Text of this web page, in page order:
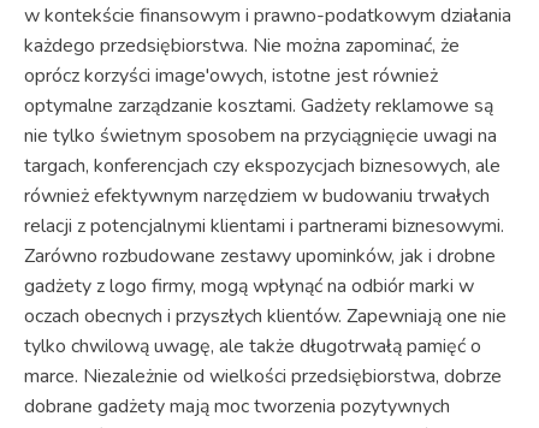
w kontekście finansowym i prawno-podatkowym działania
każdego przedsiębiorstwa. Nie można zapominać, że
oprócz korzyści image'owych, istotne jest również
optymalne zarządzanie kosztami. Gadżety reklamowe są
nie tylko świetnym sposobem na przyciągnięcie uwagi na
targach, konferencjach czy ekspozycjach biznesowych, ale
również efektywnym narzędziem w budowaniu trwałych
relacji z potencjalnymi klientami i partnerami biznesowymi.
Zarówno rozbudowane zestawy upominków, jak i drobne
gadżety z logo firmy, mogą wpłynąć na odbiór marki w
oczach obecnych i przyszłych klientów. Zapewniają one nie
tylko chwilową uwagę, ale także długotrwałą pamięć o
marce. Niezależnie od wielkości przedsiębiorstwa, dobrze
dobrane gadżety mają moc tworzenia pozytywnych